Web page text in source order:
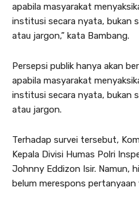
apabila masyarakat
institusi secara nyata, bukan
atau jargon,” kata Bambang.
Persepsi publik hanya akan
apabila masyarakat
institusi secara nyata, bukan
atau jargon.
Terhadap survei tersebut,
Kepala Divisi Humas Polri
Johnny Eddizon Isir. Namun,
belum merespons pertanyaan